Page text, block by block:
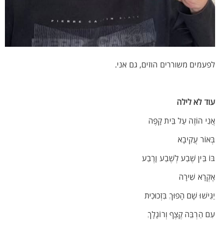
לפעמים משוררים הוזים, גם אני.
עוד לא לילה
אֲנִי הוֹזֶה עַל בֵּית קָפֶה
בְּאוֹר עֲקִיבָא
בּוֹ בֵּין שֶׁבַע לְשֶׁבַע וָרֶבַע
אֶקְרָא שִׁירָה
יַגִּישׁוּ שָׁם הָפוּךְ בִּזְכוּכִית
עִם הַרְבֵּה קֶצֶף וְרוֹגָלָךְ